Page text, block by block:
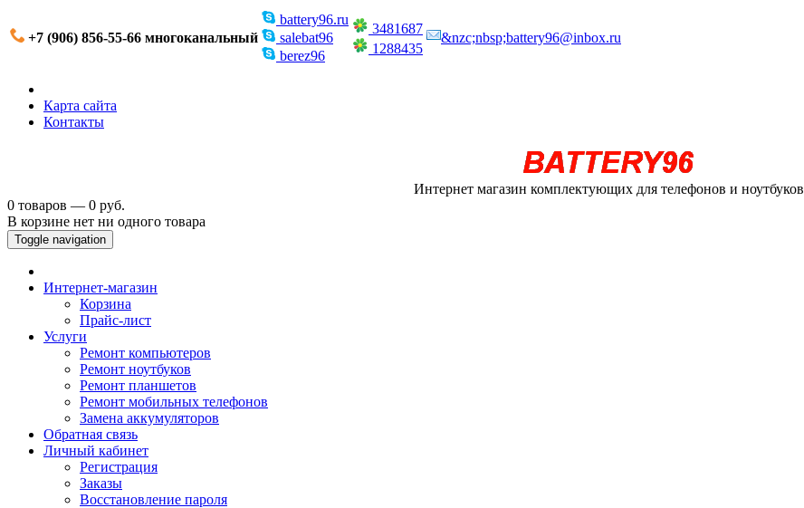
+7 (906) 856-55-66 многоканальный
battery96.ru
salebat96
berez96
3481687
1288435
&nzc;nbsp;battery96@inbox.ru
Карта сайта
Контакты
Интернет магазин комплектующих для телефонов и ноутбуков
0 товаров — 0 руб.
В корзине нет ни одного товара
Toggle navigation
Интернет-магазин
Корзина
Прайс-лист
Услуги
Ремонт компьютеров
Ремонт ноутбуков
Ремонт планшетов
Ремонт мобильных телефонов
Замена аккумуляторов
Обратная связь
Личный кабинет
Регистрация
Заказы
Восстановление пароля